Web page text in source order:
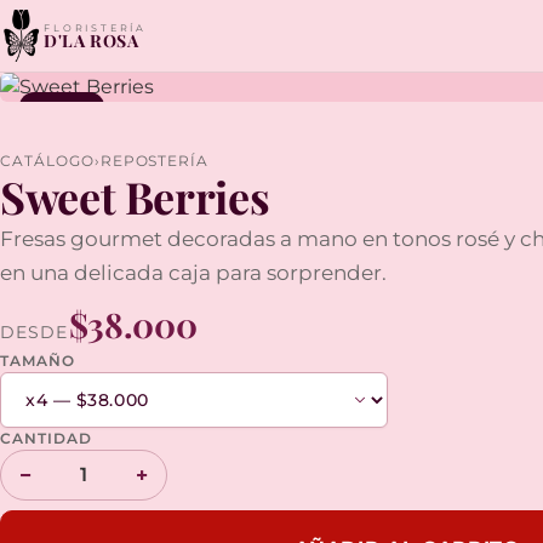
FLORISTERÍA
D'LA ROSA
NUEVO
CATÁLOGO› REPOSTERÍA
Sweet Berries
Fresas gourmet decoradas a mano en tonos rosé y
en una delicada caja para sorprender.
DESDE$38.000
TAMAÑO
CANTIDAD
− +